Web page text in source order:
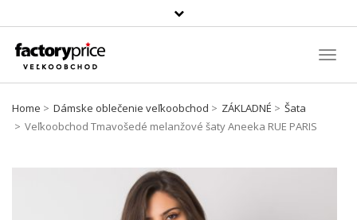
Szukaj
produktu
Home Dámske oblečenie veľkoobchod ZÁKLADNÉ
Šata
Veľkoobchod Tmavošedé melanžové šaty Aneeka RUE PARIS